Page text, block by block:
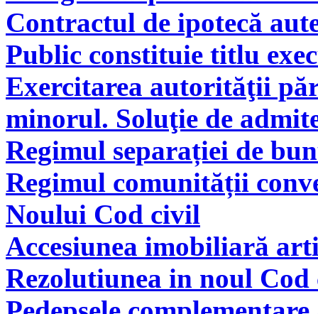
Contractul de ipotecă
Public constituie titlu
Exercitarea autorităţii
minorul. Soluţie de
Regimul separației de
Regimul comunității
Noului Cod civil
Accesiunea imobiliară
Rezolutiunea in noul